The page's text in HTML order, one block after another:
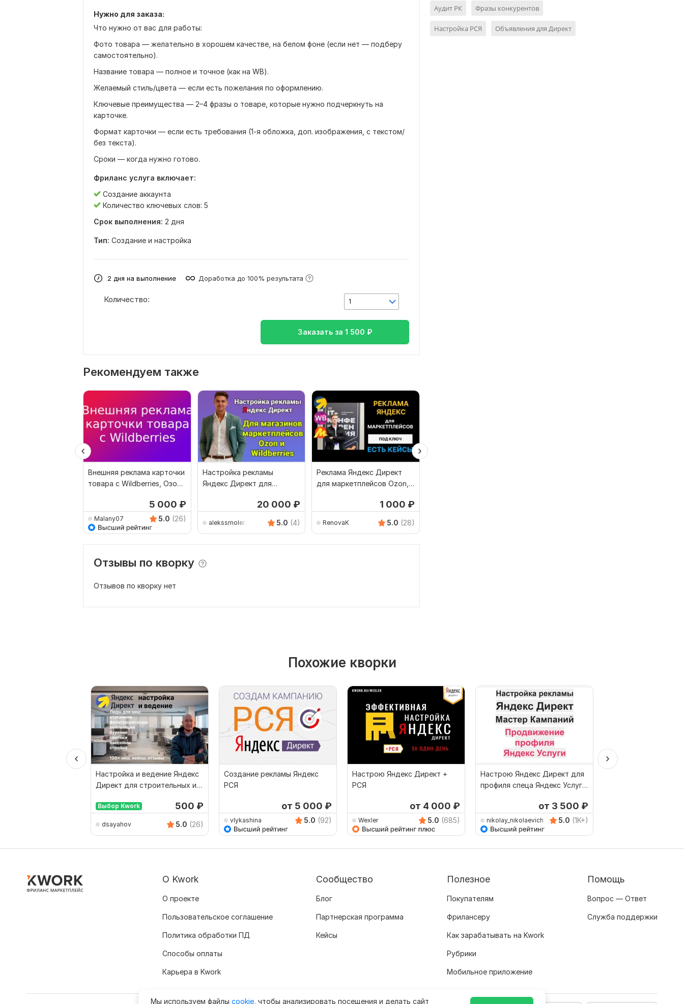
Нужно для заказа:
Что нужно от вас для работы:
Фото товара — желательно в хорошем качестве, на белом фоне (если нет — подберу
самостоятельно).
Название товара — полное и точное (как на WB).
Желаемый стиль/цвета — если есть пожелания по оформлению.
Ключевые преимущества — 2–4 фразы о товаре, которые нужно подчеркнуть на
карточке.
Формат карточки — если есть требования (1-я обложка, доп. изображения, с текстом/
без текста).
Сроки — когда нужно готово.
Фриланс услуга включает:
Создание аккаунта
Количество ключевых слов: 5
Срок выполнения: 2 дня
Тип: Создание и настройка
2 дня на выполнение Доработка до 100% результата
1
Количество:
Заказать за 1 500 ₽
Рекомендуем также
Внешняя реклама карточки
товара с Wildberries, Озон
5 000 ₽
Malany07 5.0 (26)
Настройка рекламы
Яндекс Директ для
20 000 ₽
alekssmolensk 5.0 (4)
Реклама Яндекс Директ
для маркетплейсов Ozon,
1 000 ₽
RenovaK 5.0 (28)
Отзывы по кворку
Отзывов по кворку нет
Аудит РК Фразы конкурентов
Настройка РСЯ Объявления для Директ
Похожие кворки
Настройка и ведение Яндекс
Директ для строительных и
Выбор Kwork 500 ₽
dsayahov 5.0 (26)
Создание рекламы Яндекс
РСЯ
от 5 000 ₽
vlykashina 5.0 (92)
Настрою Яндекс Директ +
РСЯ
от 4 000 ₽
Wexler 5.0 (685)
Настрою Яндекс Директ для
профиля спеца Яндекс Услуги
от 3 500 ₽
nikolay_nikolaevich 5.0 (1K+)
Мы используем файлы cookie , чтобы анализировать посещения и делать сайт
О Kwork
О проекте
Пользовательское соглашение
Политика обработки ПД
Способы оплаты
Карьера в Kwork
Сообщество
Блог
Партнерская программа
Кейсы
Полезное
Покупателям
Фрилансеру
Как зарабатывать на Kwork
Рубрики
Мобильное приложение
Помощь
Вопрос — Ответ
Служба поддержки